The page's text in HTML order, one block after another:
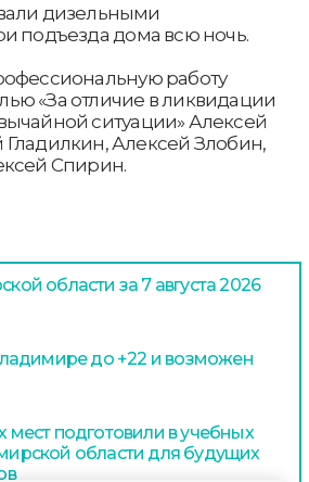
дизельными
подъезда дома всю ночь.
работу
«За отличие в ликвидации
ситуации» Алексей
Алексей Злобин,
Спирин.
области за 7 августа 2026
до +22 и возможен
подготовили в учебных
области для будущих